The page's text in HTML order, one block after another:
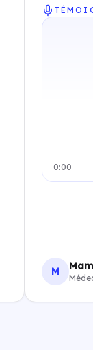
0:00
M